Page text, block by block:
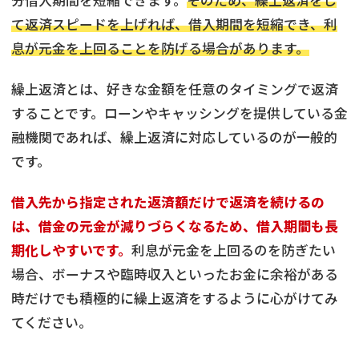
て返済スピードを上げれば、借入期間を短縮でき、利
息が元金を上回ることを防げる場合があります。
繰上返済とは、好きな金額を任意のタイミングで返済
することです。ローンやキャッシングを提供している金
融機関であれば、繰上返済に対応しているのが一般的
です。
借入先から指定された返済額だけで返済を続けるの
は、借金の元金が減りづらくなるため、借入期間も長
期化しやすいです。 利息が元金を上回るのを防ぎたい
場合、ボーナスや臨時収入といったお金に余裕がある
時だけでも積極的に繰上返済をするように心がけてみ
てください。